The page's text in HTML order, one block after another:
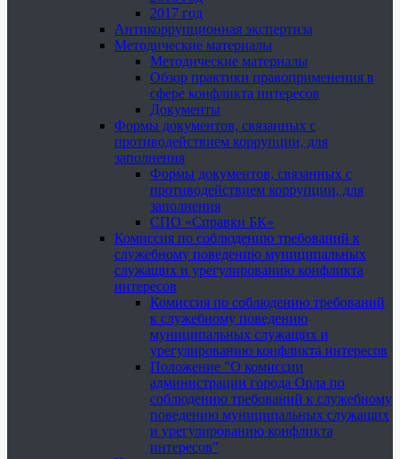
2017 год
Антикоррупционная экспертиза
Методические материалы
Методические материалы
Обзор практики правоприменения в
сфере конфликта интересов
Документы
Формы документов, связанных с
противодействием коррупции, для
заполнения
Формы документов, связанных с
противодействием коррупции, для
заполнения
СПО «Справки БК»
Комиссия по соблюдению требований к
служебному поведению муниципальных
служащих и урегулированию конфликта
интересов
Комиссия по соблюдению требований
к служебному поведению
муниципальных служащих и
урегулированию конфликта интересов
Положение "О комиссии
администрации города Орла по
соблюдению требований к служебному
поведению муниципальных служащих
и урегулированию конфликта
интересов"